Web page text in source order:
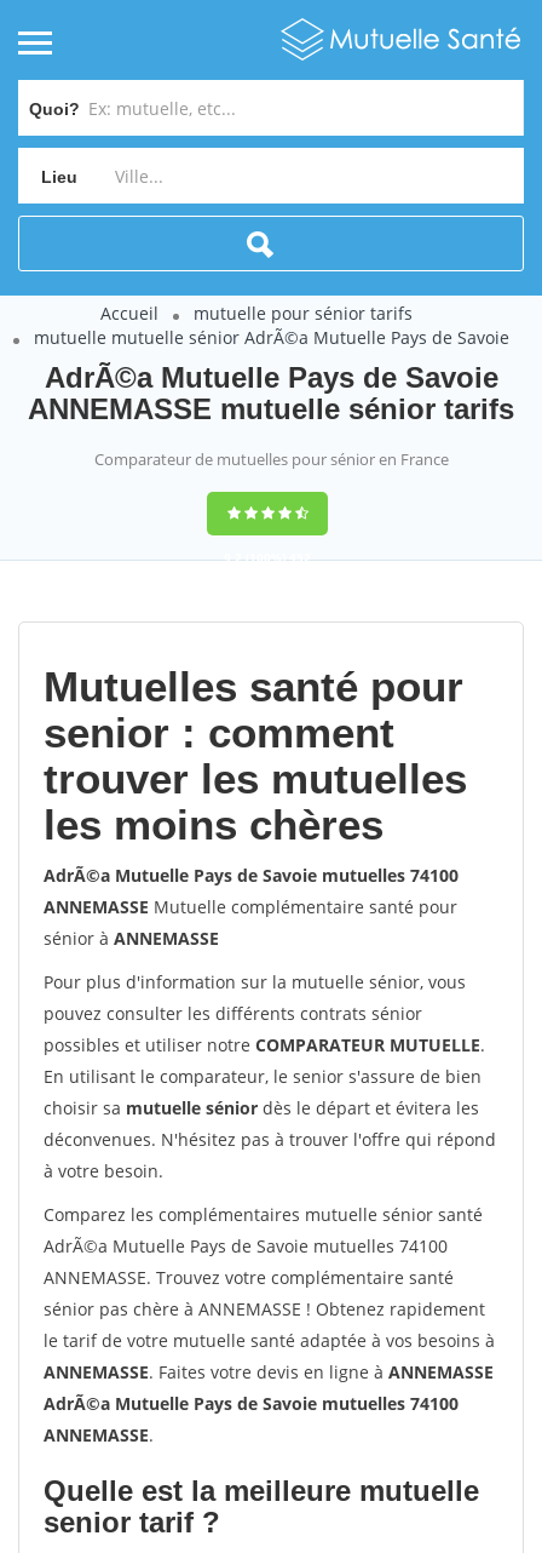
Quoi?
Lieu
Accueil
mutuelle pour sénior tarifs
mutuelle mutuelle sénior AdrÃ©a Mutuelle Pays de Savoie
AdrÃ©a Mutuelle Pays de Savoie
ANNEMASSE mutuelle sénior tarifs
Comparateur de mutuelles pour sénior en France
9,2(100%)452
Mutuelles santé pour
senior : comment
trouver les mutuelles
les moins chères
AdrÃ©a Mutuelle Pays de Savoie mutuelles 74100
ANNEMASSE Mutuelle complémentaire santé pour
sénior à ANNEMASSE
Pour plus d'information sur la mutuelle sénior, vous
pouvez consulter les différents contrats sénior
possibles et utiliser notre COMPARATEUR MUTUELLE.
En utilisant le comparateur, le senior s'assure de bien
choisir sa mutuelle sénior dès le départ et évitera les
déconvenues. N'hésitez pas à trouver l'offre qui répond
à votre besoin.
Comparez les complémentaires mutuelle sénior santé
AdrÃ©a Mutuelle Pays de Savoie mutuelles 74100
ANNEMASSE. Trouvez votre complémentaire santé
sénior pas chère à ANNEMASSE ! Obtenez rapidement
le tarif de votre mutuelle santé adaptée à vos besoins à
ANNEMASSE. Faites votre devis en ligne à ANNEMASSE
AdrÃ©a Mutuelle Pays de Savoie mutuelles 74100
ANNEMASSE.
Quelle est la meilleure mutuelle
senior tarif ?